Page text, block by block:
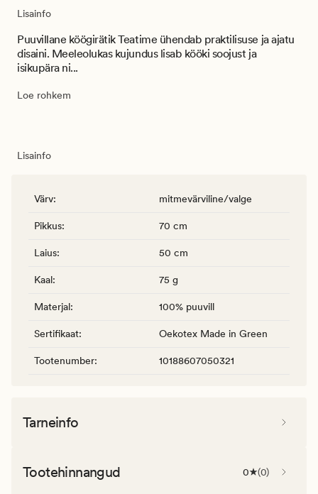
Lisainfo
Puuvillane köögirätik Teatime ühendab praktilisuse ja ajatu
disaini. Meeleolukas kujundus lisab kööki soojust ja
isikupära ni...
Loe rohkem
Lisainfo
Värv: mitmevärviline/valge
Pikkus: 70 cm
Laius: 50 cm
Kaal: 75 g
Materjal: 100% puuvill
Sertifikaat: Oekotex Made in Green
Tootenumber: 10188607050321
Tarneinfo
Tootehinnangud 0 (0)